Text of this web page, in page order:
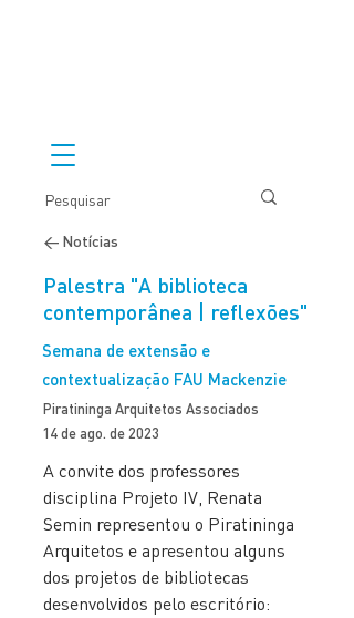
< Notícias
Palestra "A biblioteca
contemporânea | reflexões"
Semana de extensão e
contextualização FAU Mackenzie
Piratininga Arquitetos Associados
14 de ago. de 2023
A convite dos professores
disciplina Projeto IV, Renata
Semin representou o Piratininga
Arquitetos e apresentou alguns
dos projetos de bibliotecas
desenvolvidos pelo escritório: